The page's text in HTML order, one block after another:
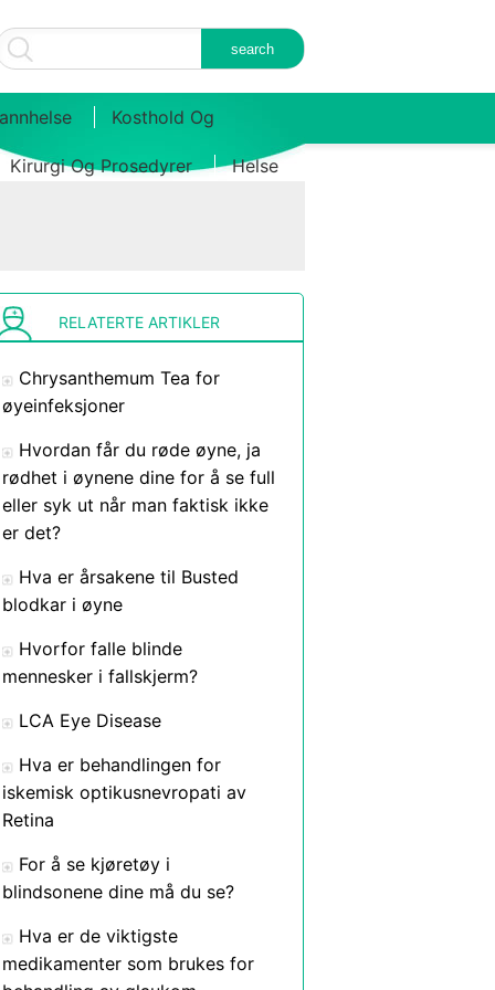
Kosthold Og
Kirurgi Og Prosedyrer Helse
RELATERTE ARTIKLER
Chrysanthemum Tea for
øyeinfeksjoner
Hvordan får du røde øyne, ja
rødhet i øynene dine for å se full
eller syk ut når man faktisk ikke
er det?
Hva er årsakene til Busted
blodkar i øyne
Hvorfor falle blinde
mennesker i fallskjerm?
LCA Eye Disease
Hva er behandlingen for
iskemisk optikusnevropati av
Retina
For å se kjøretøy i
blindsonene dine må du se?
Hva er de viktigste
medikamenter som brukes for